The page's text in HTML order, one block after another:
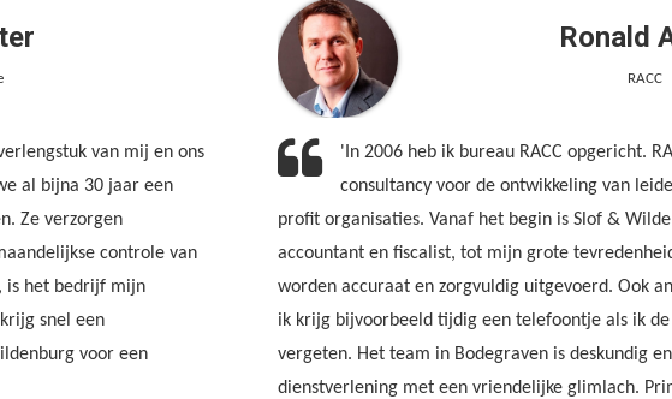
van mij en ons
al bijna 30 jaar een
Ze verzorgen
controle van
is het bedrijf mijn
snel een
voor een
Ronald
RACC
'In 2006 heb ik bureau RACC opgericht.
consultancy voor de ontwikkeling van
profit organisaties. Vanaf het begin is Slof &
accountant en fiscalist, tot mijn grote
worden accuraat en zorgvuldig uitgevoerd. Ook
ik krijg bijvoorbeeld tijdig een telefoontje als ik
vergeten. Het team in Bodegraven is deskundig
dienstverlening met een vriendelijke glimlach.